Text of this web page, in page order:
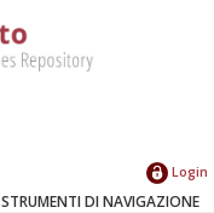
Login
STRUMENTI DI NAVIGAZIONE